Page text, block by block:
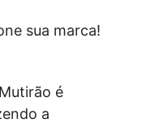
sua marca!
é
a